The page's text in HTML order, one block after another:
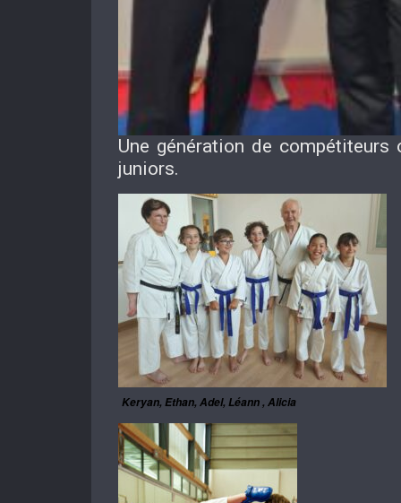
Une génération de
juniors.
Keryan, Ethan, Adel, Léann , Alicia